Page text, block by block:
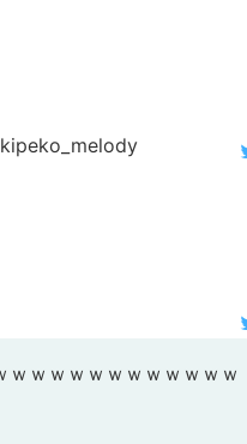
ｗｗｗｗｗｗｗｗｗｗｗ